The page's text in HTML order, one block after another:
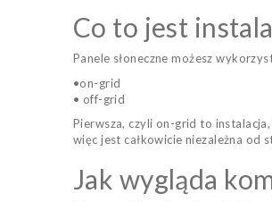
Co to jest
Panele słoneczne możesz
•on-grid
• off-grid
Pierwsza, czyli on-grid to
więc jest całkowicie niezależna od
Jak wygląda